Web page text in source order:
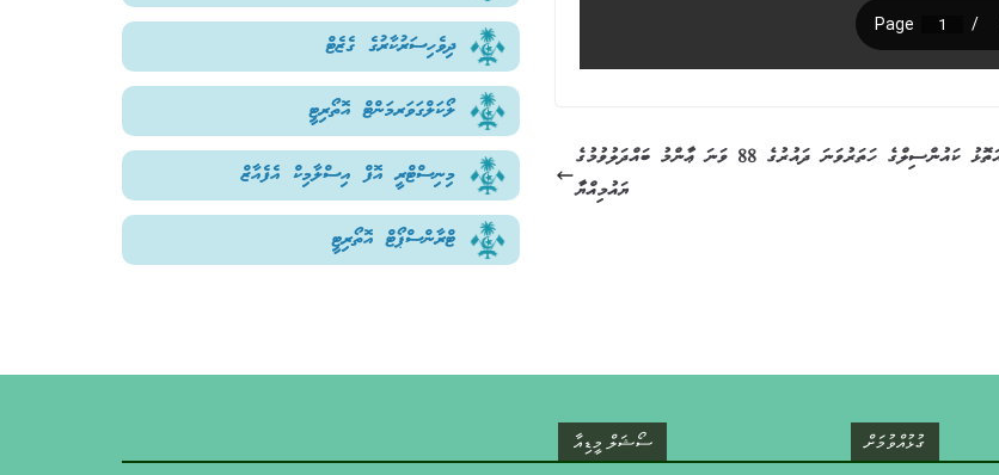
މ.އަތޮޅު ކައުންސިލްގެ ހަތަރުވަނަ ދައުރުގެ 88 ވަނަ ޢާންމު ބައްދަލުވުމުގެ
ޔައުމިއްޔާ
ދިވެހިސަރުކާރުގެ ގެޒެޓް
ލޯކަލްގަވަރމަންޓް އޮތޯރިޓީ
މިނިސްޓްރީ އޮފް އިސްލާމިކް އެފެއާޒް
ޓްރާންސްޕޯޓް އޮތޯރިޓީ
ސޯޝަލް މީޑިއާ ގުޅުއްވުމަށް